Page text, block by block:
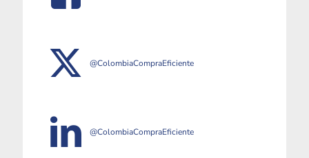
@ColombiaCompraEficiente
@ColombiaCompraEficiente